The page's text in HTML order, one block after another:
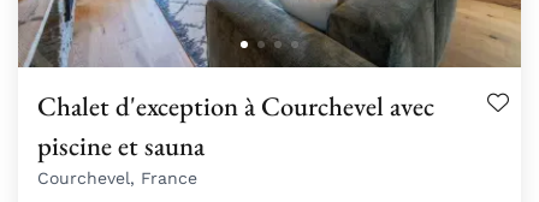
Chalet d'exception à Courchevel avec
piscine et sauna
Courchevel, France